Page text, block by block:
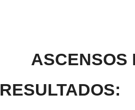
ASCENSOS
RESULTADOS: